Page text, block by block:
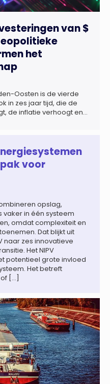
van $
het
Oosten is de vierde
in zes jaar tijd, die de
de inflatie verhoogt en
tot 1,3% in reële
voor
opslag,
in één systeem
omdat complexiteit en
Dat blijkt uit
naar zes innovatieve
Het NIPV
potentieel grote invloed
Het betreft
[…]